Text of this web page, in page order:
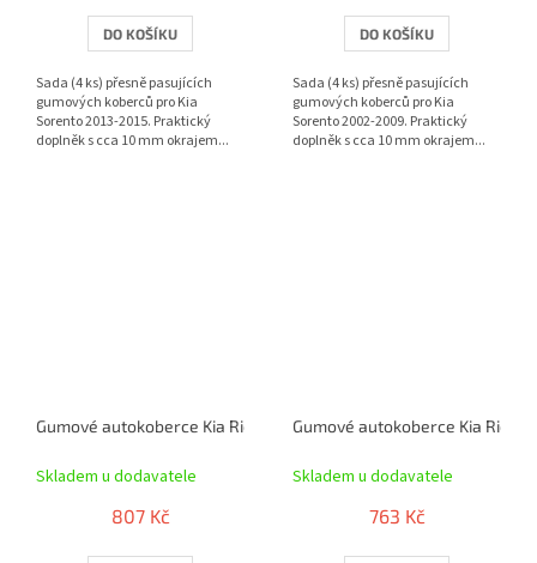
DO KOŠÍKU
Sada (4 ks) přesně pasujících
gumových koberců pro Kia
Sorento 2013-2015. Praktický
doplněk s cca 10 mm okrajem...
DO KOŠÍKU
Sada (4 ks) přesně pasujících
gumových koberců pro Kia
Sorento 2002-2009. Praktický
doplněk s cca 10 mm okrajem...
Gumové autokoberce Kia Rio 2020- | RIGUM
Skladem u dodavatele
807 Kč
Gumové autokoberce Kia Rio
Skladem u dodavatele
763 Kč